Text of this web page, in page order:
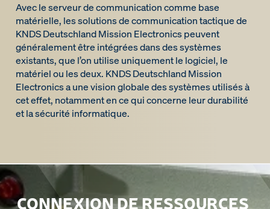
Avec le serveur de communication comme base
matérielle, les solutions de communication tactique de
KNDS Deutschland Mission Electronics peuvent
généralement être intégrées dans des systèmes
existants, que l’on utilise uniquement le logiciel, le
matériel ou les deux. KNDS Deutschland Mission
Electronics a une vision globale des systèmes utilisés à
cet effet, notamment en ce qui concerne leur durabilité
et la sécurité informatique.
CONNEXION DE RESSOURCES